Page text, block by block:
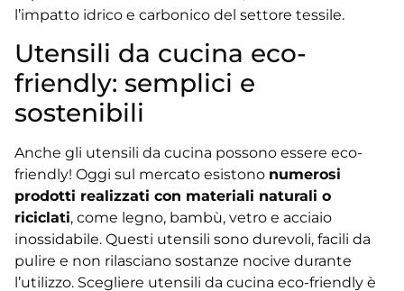
l’impatto idrico e carbonico del settore tessile.
Utensili da cucina eco-
friendly: semplici e
sostenibili
Anche gli utensili da cucina possono essere eco-
friendly! Oggi sul mercato esistono numerosi
prodotti realizzati con materiali naturali o
riciclati, come legno, bambù, vetro e acciaio
inossidabile. Questi utensili sono durevoli, facili da
pulire e non rilasciano sostanze nocive durante
l’utilizzo. Scegliere utensili da cucina eco-friendly è